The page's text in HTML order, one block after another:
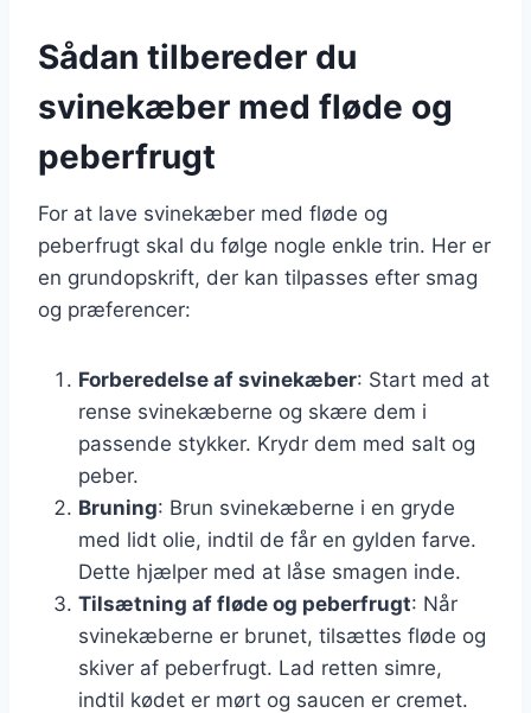
Sådan tilbereder du
svinekæber med fløde og
peberfrugt
For at lave svinekæber med fløde og
peberfrugt skal du følge nogle enkle trin. Her er
en grundopskrift, der kan tilpasses efter smag
og præferencer:
Forberedelse af svinekæber: Start med at
rense svinekæberne og skære dem i
passende stykker. Krydr dem med salt og
peber.
Bruning: Brun svinekæberne i en gryde
med lidt olie, indtil de får en gylden farve.
Dette hjælper med at låse smagen inde.
Tilsætning af fløde og peberfrugt: Når
svinekæberne er brunet, tilsættes fløde og
skiver af peberfrugt. Lad retten simre,
indtil kødet er mørt og saucen er cremet.